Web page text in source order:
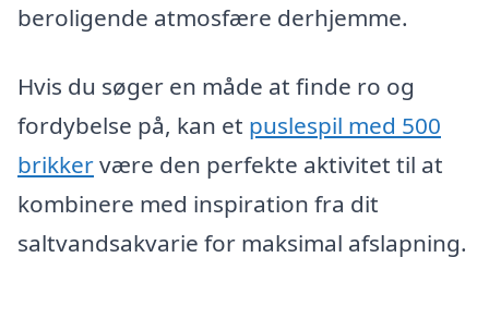
beroligende atmosfære derhjemme.
Hvis du søger en måde at finde ro og
fordybelse på, kan et puslespil med 500
brikkervære den perfekte aktivitet til at
kombinere med inspiration fra dit
saltvandsakvarie for maksimal afslapning.